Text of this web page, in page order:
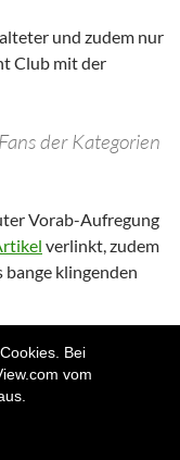
Bei
vom
und zudem nur
Club mit der
der Kategorien
Vorab-Aufregung
verlinkt, zudem
klingenden
1000 VfB’ler
als solchen weniger